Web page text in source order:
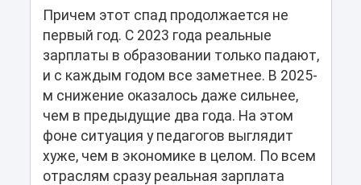
Причем этот спад продолжается не
первый год. С 2023 года реальные
зарплаты в образовании только падают,
и с каждым годом все заметнее. В 2025-
м снижение оказалось даже сильнее,
чем в предыдущие два года. На этом
фоне ситуация у педагогов выглядит
хуже, чем в экономике в целом. По всем
отраслям сразу реальная зарплата